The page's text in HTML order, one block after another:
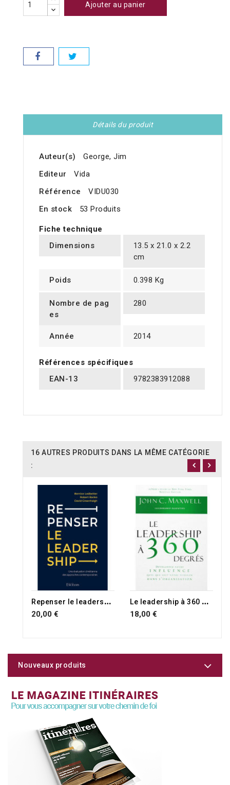
Ajouter au panier
Détails du produit
Auteur(s)
George, Jim
Editeur
Vida
Référence
VIDU030
En stock
53 Produits
Fiche technique
Dimensions
13.5 x 21.0 x 2.2
cm
Poids 0.398 Kg
Nombre de pag
es
280
Année 2014
Références spécifiques
EAN-13
9782383912088
16 AUTRES PRODUITS DANS LA MÊME CATÉGORIE
:
R
epenser le leadership
20,00 €
L
e leadership à 360 degrés
18,00 €
Nouveaux produits